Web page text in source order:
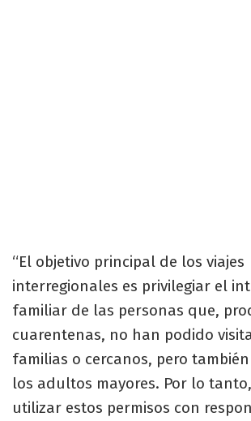
“El objetivo principal de los viajes
interregionales es privilegiar el
familiar de las personas que,
cuarentenas, no han podido
familias o cercanos, pero
los adultos mayores. Por lo
utilizar estos permisos con